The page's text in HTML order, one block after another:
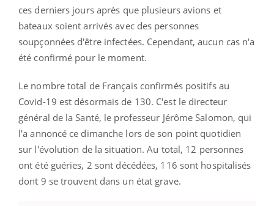
ces derniers jours après que plusieurs avions et
bateaux soient arrivés avec des personnes
soupçonnées d'être infectées. Cependant, aucun cas n'a
été confirmé pour le moment.
Le nombre total de Français confirmés positifs au
Covid-19 est désormais de 130. C'est le directeur
général de la Santé, le professeur Jérôme Salomon, qui
l'a annoncé ce dimanche lors de son point quotidien
sur l'évolution de la situation. Au total, 12 personnes
ont été guéries, 2 sont décédées, 116 sont hospitalisés
dont 9 se trouvent dans un état grave.